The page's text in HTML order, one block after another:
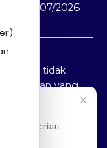
30/07/2026
adalah tidak
kerugian yang
maklumat
Kementerian